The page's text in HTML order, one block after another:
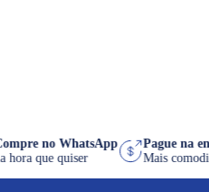
Compre no WhatsApp
na hora que quiser
Pague
Mais